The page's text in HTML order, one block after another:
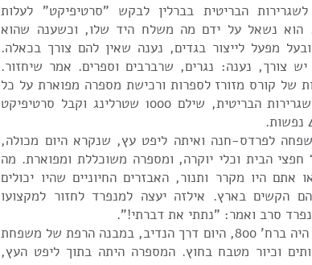
הבריטית בברלין לבקש "סרטיפיקט" לעלות
הוא נשאל על ידם מה משלח היד שלו, וכשענה שהוא
מפעל לייצור בגדים, נענה שאין להם צורך בכאלה.
צורך, נענה: נגרים, שרברבים וספרים. אמר שיחזור.
שבועות של קורס מזורז לספרות ורכישת מספרה מפוארת על כל
ציודה, חזר לשגרירות הבריטית, שילם 1000 שטרלינג וקבל סרטיפיקט
לפרדס-חנה ואיתה ליפט עץ, שנקרא היום מכולה,
הבית וכלי יוקרה, ומספרה משוכללת ומפוארת. מה
אתם היו מקרר ותנור, האבזרים החיוניים שהיו יכולים
הקשים בארץ. אילזה יעצה למנפרד לחזור למקצועו
סרב ואמר: "נתתי את דברתי!".
הדיור הראשון היה ברח' 800, היום דרך הנדיב, במבנה הרפת של משפחת
וכיור מטבח בחוץ. המספרה היתה בתוך ליפט העץ,